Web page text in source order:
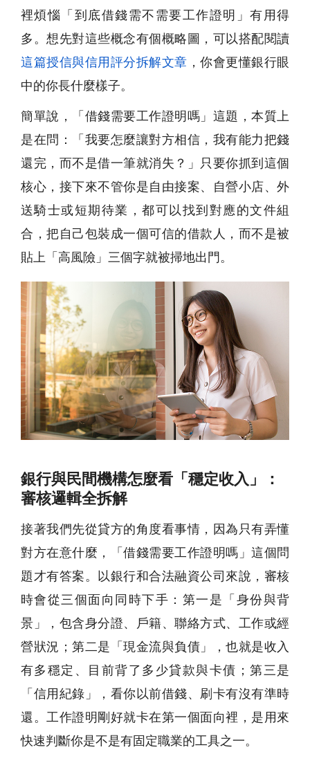
裡煩惱「到底借錢需不需要工作證明」有用得
多。想先對這些概念有個概略圖，可以搭配閱讀
這篇授信與信用評分拆解文章 ，你會更懂銀行眼
中的你長什麼樣子。
簡單說，「借錢需要工作證明嗎」這題，本質上
是在問：「我要怎麼讓對方相信，我有能力把錢
還完，而不是借一筆就消失？」只要你抓到這個
核心，接下來不管你是自由接案、自營小店、外
送騎士或短期待業，都可以找到對應的文件組
合，把自己包裝成一個可信的借款人，而不是被
貼上「高風險」三個字就被掃地出門。
銀行與民間機構怎麼看「穩定收入」：
審核邏輯全拆解
接著我們先從貸方的角度看事情，因為只有弄懂
對方在意什麼，「借錢需要工作證明嗎」這個問
題才有答案。以銀行和合法融資公司來說，審核
時會從三個面向同時下手：第一是「身份與背
景」，包含身分證、戶籍、聯絡方式、工作或經
營狀況；第二是「現金流與負債」，也就是收入
有多穩定、目前背了多少貸款與卡債；第三是
「信用紀錄」，看你以前借錢、刷卡有沒有準時
還。工作證明剛好就卡在第一個面向裡，是用來
快速判斷你是不是有固定職業的工具之一。